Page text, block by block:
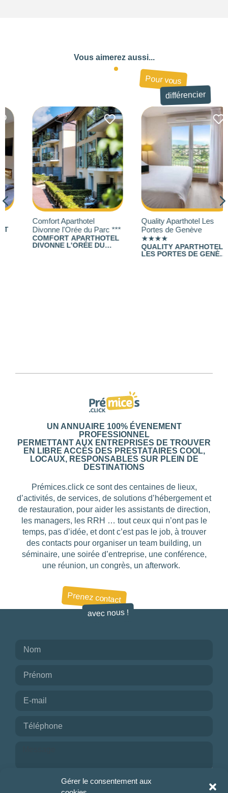
Gérer le consentement aux
Vous aimerez aussi...
Pour vous
différencier
Comfort Aparthotel
Divonne l'Orée du Parc ***
COMFORT APARTHOTEL
DIVONNE L’ORÉE DU
Quality Aparthotel Les
Portes de Genève
★★★★
QUALITY APARTHOTEL
LES PORTES DE GENÈVE
UN ANNUAIRE 100% ÉVENEMENT
PROFESSIONNEL
PERMETTANT AUX ENTREPRISES DE TROUVER
EN LIBRE ACCÈS DES PRESTATAIRES COOL,
LOCAUX, RESPONSABLES SUR PLEIN DE
DESTINATIONS
Prémices.click ce sont des centaines de lieux,
d’activités, de services, de solutions d’hébergement et
de restauration, pour aider les assistants de direction,
les managers, les RRH … tout ceux qui n’ont pas le
temps, pas d’idée, et dont c’est pas le job, à trouver
des contacts pour organiser un team building, un
séminaire, une soirée d’entreprise, une conférence,
une réunion, un congrès, un afterwork.
Prenez contact
avec nous !
Je reconnais avoir pris connaissance de la
710